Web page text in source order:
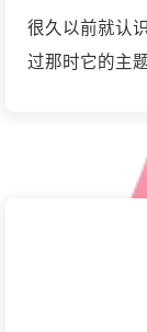
很久以前就认
过那时它的主
看见